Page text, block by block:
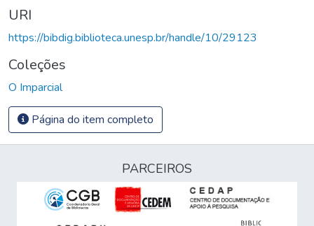
URI
https://bibdig.biblioteca.unesp.br/handle/10/29123
Coleções
O Imparcial
Página do item completo
PARCEIROS